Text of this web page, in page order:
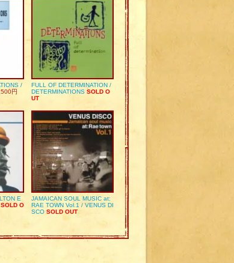
/
円
FULL OF DETERMINATION /
DETERMINATIONS SOLD O
UT
E
SOLD O
JAMAICAN SOUL MUSIC at:
RAE TOWN Vol.1 / VENUS DI
SCO SOLD OUT